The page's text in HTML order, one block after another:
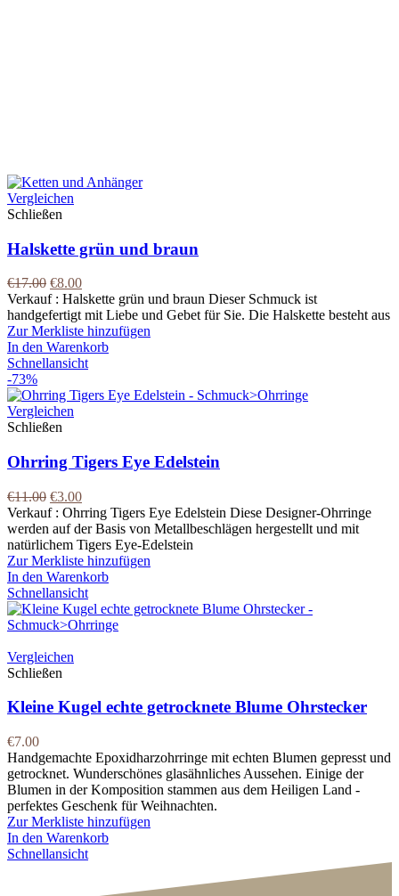
Vergleichen
Schließen
Halskette grün und braun
€17.00 €8.00
Verkauf : Halskette grün und braun Dieser Schmuck ist
handgefertigt mit Liebe und Gebet für Sie. Die Halskette besteht aus
Zur Merkliste hinzufügen
In den Warenkorb
Schnellansicht
-73%
Vergleichen
Schließen
Ohrring Tigers Eye Edelstein
€11.00 €3.00
Verkauf : Ohrring Tigers Eye Edelstein Diese Designer-Ohrringe
werden auf der Basis von Metallbeschlägen hergestellt und mit
natürlichem Tigers Eye-Edelstein
Zur Merkliste hinzufügen
In den Warenkorb
Schnellansicht
Vergleichen
Schließen
Kleine Kugel echte getrocknete Blume Ohrstecker
€7.00
Handgemachte Epoxidharzohrringe mit echten Blumen gepresst und
getrocknet. Wunderschönes glasähnliches Aussehen. Einige der
Blumen in der Komposition stammen aus dem Heiligen Land -
perfektes Geschenk für Weihnachten.
Zur Merkliste hinzufügen
In den Warenkorb
Schnellansicht